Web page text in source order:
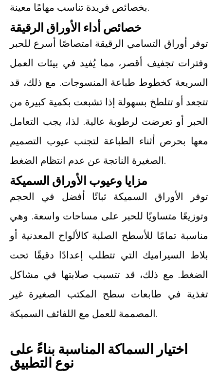
بخصائص فريدة تناسب مهامًا معينة.
خصائص أداء الأوراق الرقيقة
توفر أوراق التسامي الرقيقة امتصاصًا أسرع للحبر
وفترات تجفيف أقصر، مما يُفيد في بيئات العمل
السريعة كخطوط طباعة المنسوجات. مع ذلك، قد
تتجعد أو تتلطخ بسهولة إذا تشبعت بكمية كبيرة من
الحبر أو تعرضت لرطوبة عالية. لذا، يجب التعامل
معها بحرص أثناء الطباعة لتجنب عيوب التصميم
الصغيرة الناتجة عن عدم انتظام الضغط.
مزايا وعيوب الأوراق السميكة
توفر الأوراق السميكة ثباتًا أفضل في الحجم
وتوزيعًا متساويًا للحبر على مساحات واسعة. وهي
مناسبة تمامًا للأسطح الصلبة كالألواح المعدنية أو
بلاط السيراميك التي تتطلب إعدادًا دقيقًا تحت
الضغط. مع ذلك، قد تتسبب صلابتها في مشاكل
تغذية في طابعات سطح المكتب الصغيرة غير
المصممة للعمل مع اللفائف السميكة.
اختيار السماكة المناسبة بناءً على
نوع التطبيق